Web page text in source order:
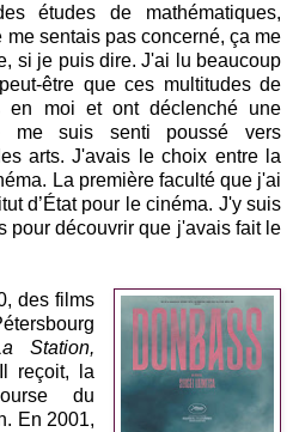
études de mathématiques,
sentais pas concerné, ça me
si je puis dire. J'ai lu beaucoup
être que ces multitudes de
en moi et ont déclenché une
me suis senti poussé vers
arts. J'avais le choix entre la
La première faculté que j'ai
d’État pour le cinéma. J'y suis
pour découvrir que j'avais fait le
des films
Station,
reçoit, la
du
En 2001,